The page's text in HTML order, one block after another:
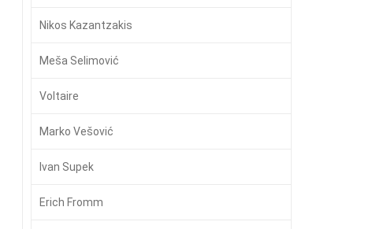
Nikos Kazantzakis
Meša Selimović
Voltaire
Marko Vešović
Ivan Supek
Erich Fromm